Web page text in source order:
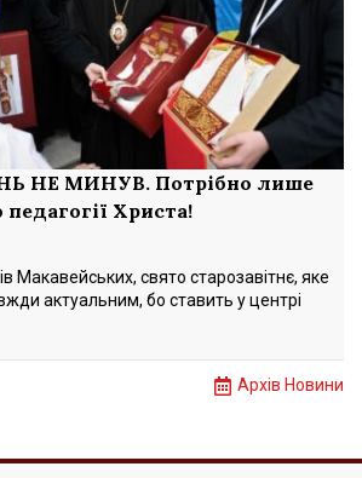
НЕ МИНУВ. Потрібно лише
Христа!
Макавейських, свято старозавітнє, яке
актуальним, бо ставить у центрі
Архів Новини